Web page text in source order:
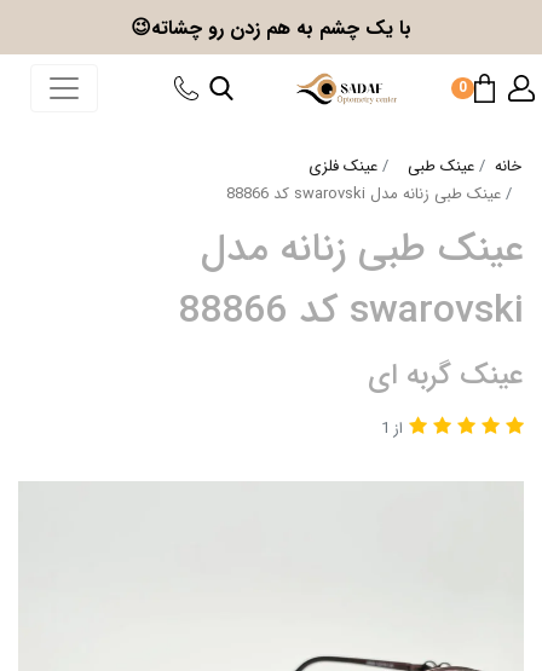
با یک چشم به هم زدن رو چشاته😉
0
خانه عینک طبی
عینک فلزی
عینک طبی زنانه مدل swarovski کد 88866
عینک طبی زنانه مدل
swarovski کد 88866
عینک گربه ای
از 1